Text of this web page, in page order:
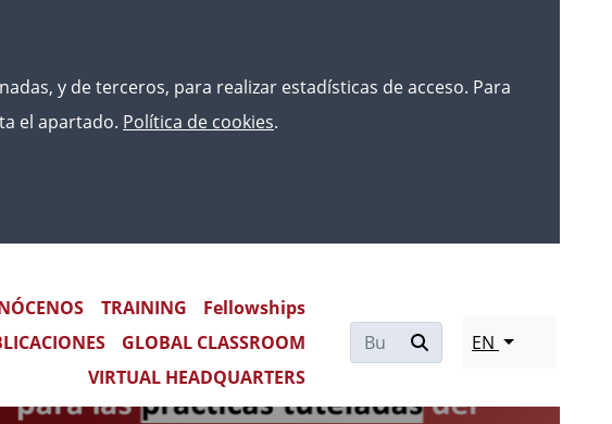
y de terceros, para realizar estadísticas de acceso. Para
el apartado. Política de cookies.
TRAINING
Fellowships
GLOBAL CLASSROOM
VIRTUAL HEADQUARTERS
EN